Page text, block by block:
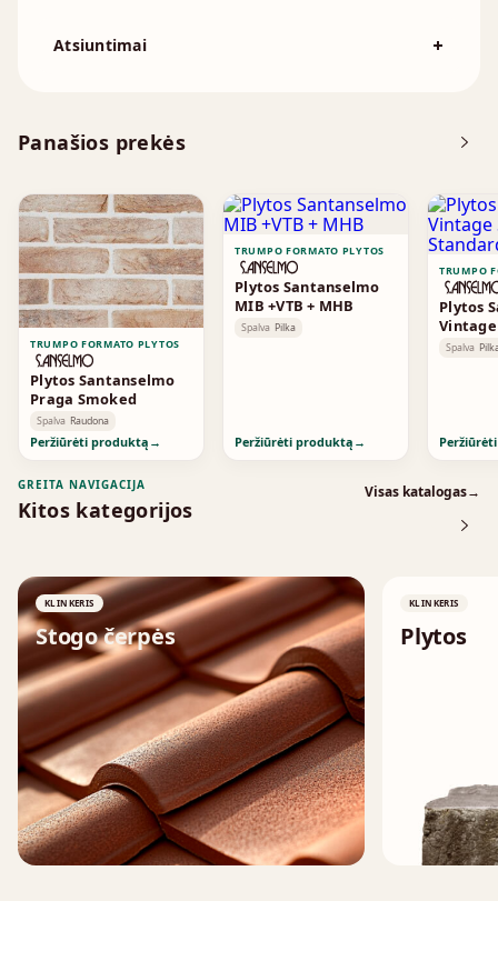
Panašios prekės
TRUMPO FORMATO PLYTOS
Plytos Santanselmo
Praga Smoked
Spalva Raudona
Peržiūrėti produktą →
TRUMPO FORMATO PLYTOS
Plytos Santanselmo
MIB +VTB + MHB
Spalva Pilka
Peržiūrėti produktą →
TRUMPO
Plytos
Spalva
Išmatavimai
Atsiuntimai
GREITA NAVIGACIJA
Kitos kategorijos
Visas katalogas→
KLINKERIS
Stogo čerpės
↗
KLINKERIS
Plytos